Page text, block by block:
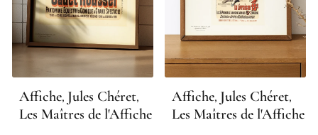
Affiche, Jules Chéret,
Les Maîtres de l'Affiche
Affiche, Jules Chéret,
Les Maîtres de l'Affiche